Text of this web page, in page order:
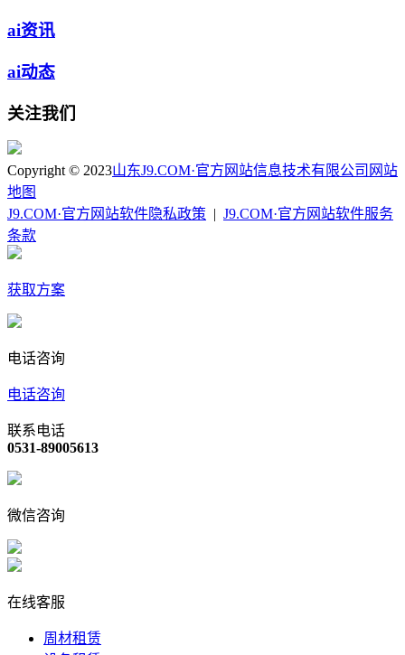
ai资讯
ai动态
关注我们
Copyright © 2023山东J9.COM·官方网站信息技术有限公司 网站
地图
J9.COM·官方网站软件隐私政策
J9.COM·官方网站软件服务
条款
获取方案
电话咨询
电话咨询
联系电话
0531-89005613
微信咨询
在线客服
周材租赁